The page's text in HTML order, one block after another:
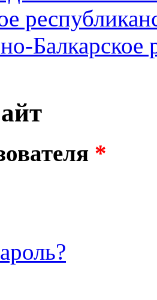
Балкарское
*